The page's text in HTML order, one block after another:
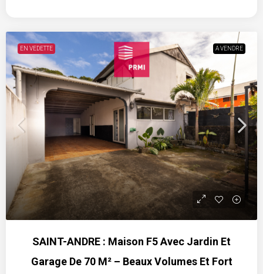
EN VEDETTE A VENDRE
SAINT-ANDRE : Maison F5 Avec Jardin Et
Garage De 70 M² – Beaux Volumes Et Fort